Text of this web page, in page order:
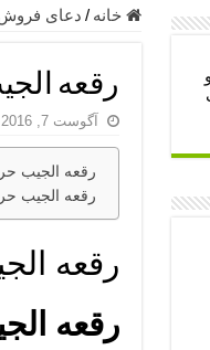
– دعای یا من اظهر
آن ها – ذکر مخصوص
– دعای ترس و بی خوابی
دعای رفع مشکلات و طلب
– آیه‌ جلب ثروت و برکت
چشم زخم – دعای چشم زخم
روز – دعای ثروت حضرت
خانه / دعای
رقعه
آگوست 7, 2016
رقعه الجیب
رقعه الجیب
رقعه
رقعه